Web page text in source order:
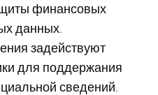
финансовых
данных.
задействуют
для поддержания
сведений.